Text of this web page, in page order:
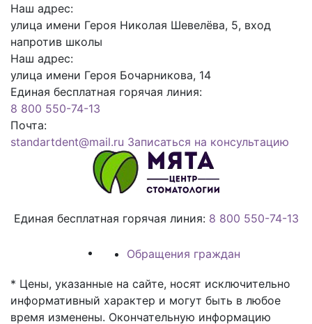
Наш адрес:
улица имени Героя Николая Шевелёва, 5, вход
напротив школы
Наш адрес:
улица имени Героя Бочарникова, 14
Единая бесплатная горячая линия:
8 800 550-74-13
Почта:
standartdent@mail.ru Записаться на консультацию
Единая бесплатная горячая линия: 8 800 550-74-13
Обращения граждан
* Цены, указанные на сайте, носят исключительно
информативный характер и могут быть в любое
время изменены. Окончательную информацию